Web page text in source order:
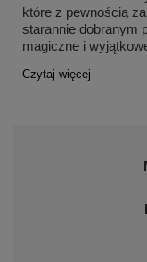
które z pewnością
starannie dobranym
magiczne i
Czytaj więcej